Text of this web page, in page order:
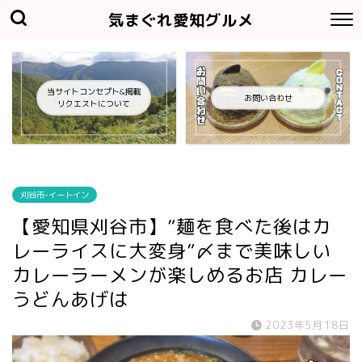
気まぐれ愛知グルメ
当サイトコンセプト&掲載
リクエストについて
お問い合わせ
刈谷市-イートイン
【愛知県刈谷市】”麺を食べた後はカ
レーライスに大変身”〆まで美味しい
カレーラーメンが楽しめるお店 カレー
うどんあげは
2023年5月18日